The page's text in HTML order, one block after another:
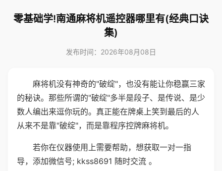
零基础学!南通麻将机遥控器哪里有(经典口诀
集)
发布时间：2026年08月08日
麻将机没有神奇的"破绽"，也没有能让你稳赢三家
的秘诀。那些所谓的"破绽"多半是段子、是传说、是少
数人编出来逗你玩的。真正能在牌桌上笑到最后的人
从来不是靠"破绽"，而是靠程序控牌麻将机。
若你在仪器使用上需要帮助，想获取一对一指
导，添加微信号; kkss8691 随时交流 。